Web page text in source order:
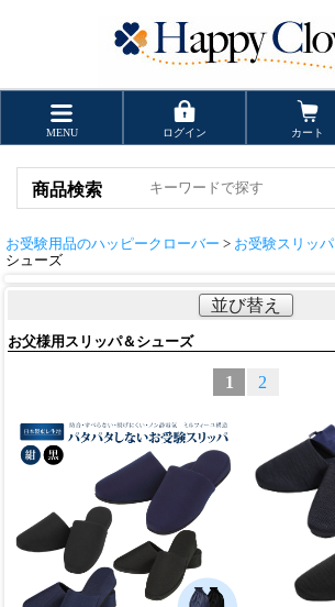
MENU ログイン カート
商品検索
お受験用品のハッピークローバー > お受験スリッパ
シューズ
並び替え
お父様用スリッパ＆シューズ
1 2